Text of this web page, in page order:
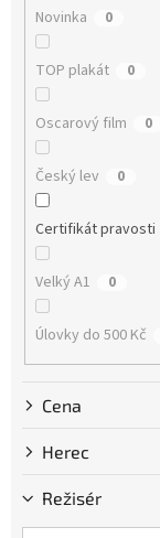
Novinka 0
TOP plakát 0
Oscarový film 0
Český lev 0
Certifikát pravosti
Velký A1 0
Úlovky do 500 Kč
Cena
Herec
Režisér